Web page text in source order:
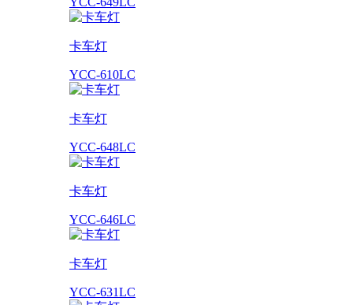
卡车灯
YCC-610LC
卡车灯
YCC-648LC
卡车灯
YCC-646LC
卡车灯
YCC-631LC